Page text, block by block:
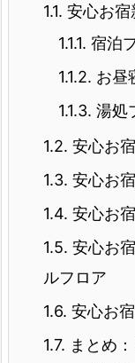
1.1. 安心お宿
1.1.1. 宿泊
1.1.2. お昼
1.1.3. 湯処
1.2. 安心お
1.3. 安心お
1.4. 安心お
1.5. 安心お
ルフロア
1.6. 安心お
1.7. まとめ